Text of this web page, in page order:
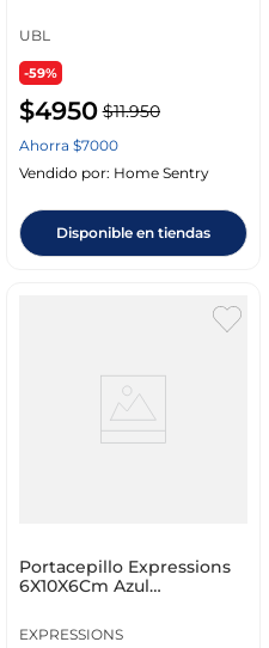
UBL
-59%
$4950 $11.950
Ahorra $7000
Vendido por: Home Sentry
Disponible en tiendas
Portacepillo Expressions
6X10X6Cm Azul
Ge11A00012C
EXPRESSIONS